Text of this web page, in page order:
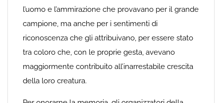
l’uomo e l’ammirazione che provavano per il grande
campione, ma anche per i sentimenti di
riconoscenza che gli attribuivano, per essere stato
tra coloro che, con le proprie gesta, avevano
maggiormente contribuito all’inarrestabile crescita
della loro creatura.